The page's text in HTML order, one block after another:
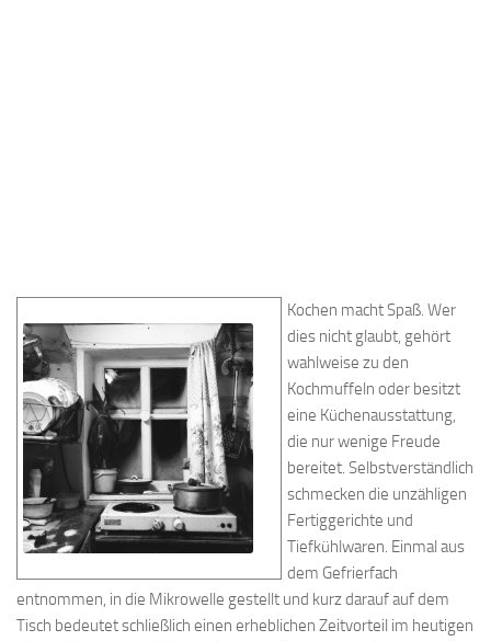
Kochen macht Spaß. Wer
dies nicht glaubt, gehört
wahlweise zu den
Kochmuffeln oder besitzt
eine Küchenausstattung,
die nur wenige Freude
bereitet. Selbstverständlich
schmecken die unzähligen
Fertiggerichte und
Tiefkühlwaren. Einmal aus
dem Gefrierfach
entnommen, in die Mikrowelle gestellt und kurz darauf auf dem
Tisch bedeutet schließlich einen erheblichen Zeitvorteil im heutigen